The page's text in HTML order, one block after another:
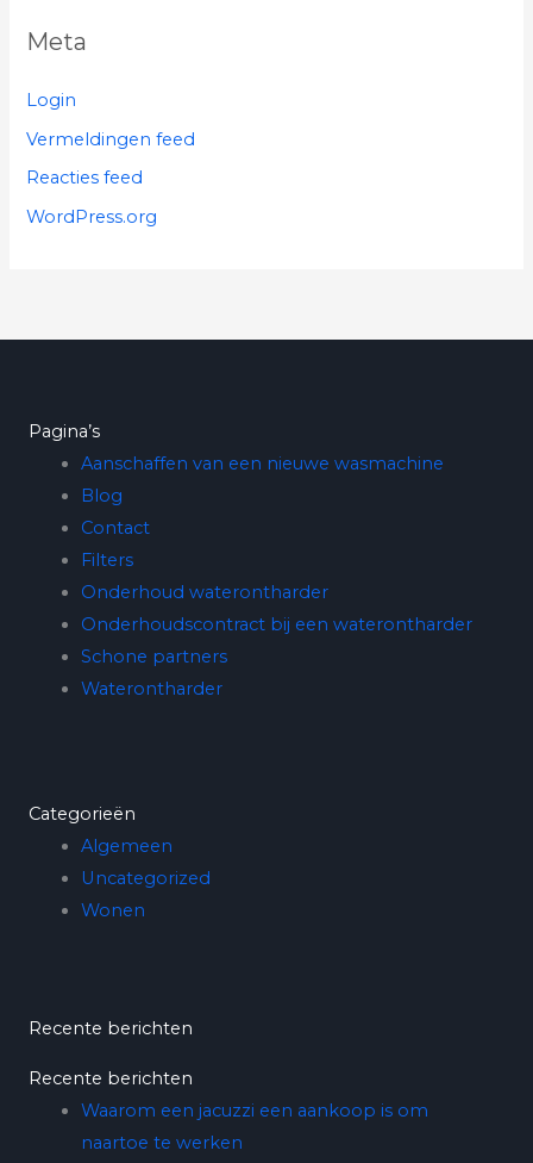
Meta
Login
Vermeldingen feed
Reacties feed
WordPress.org
Pagina’s
Aanschaffen van een nieuwe wasmachine
Blog
Contact
Filters
Onderhoud waterontharder
Onderhoudscontract bij een waterontharder
Schone partners
Waterontharder
Categorieën
Algemeen
Uncategorized
Wonen
Recente berichten
Recente berichten
Waarom een jacuzzi een aankoop is om
naartoe te werken